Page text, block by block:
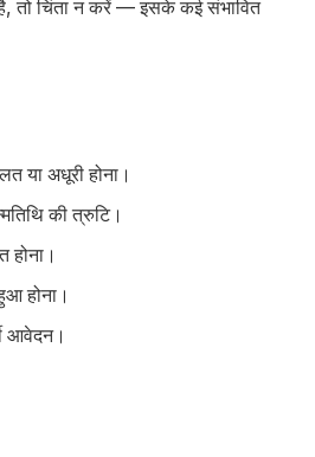
तो चिंता न करें — इसके कई संभावित
या अधूरी होना।
की त्रुटि।
होना।
होना।
आवेदन।